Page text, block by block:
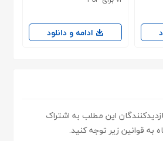
ادامه و دانلود
این مطلب به اشتراک
به قوانین زیر توجه کنید.